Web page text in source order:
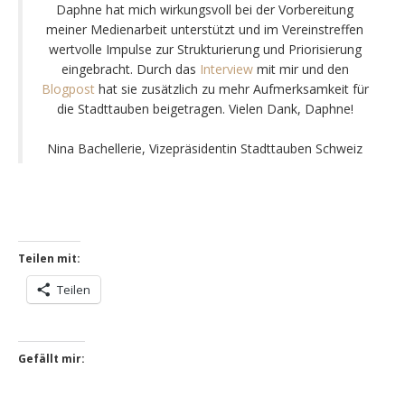
Daphne hat mich wirkungsvoll bei der Vorbereitung
meiner Medienarbeit unterstützt und im Vereinstreffen
wertvolle Impulse zur Strukturierung und Priorisierung
eingebracht. Durch das Interview mit mir und den
Blogpost hat sie zusätzlich zu mehr Aufmerksamkeit für
die Stadttauben beigetragen. Vielen Dank, Daphne!
Nina Bachellerie, Vizepräsidentin Stadttauben Schweiz
Teilen mit:
Teilen
Gefällt mir: